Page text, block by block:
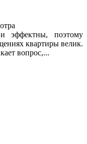
эффектны, поэтому
квартиры велик.
вопрос,...